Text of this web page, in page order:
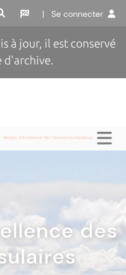
| Se connecter
à jour, il est conservé
d'archive.
- Réseau d'Excellence des Territoires Insulaires
des